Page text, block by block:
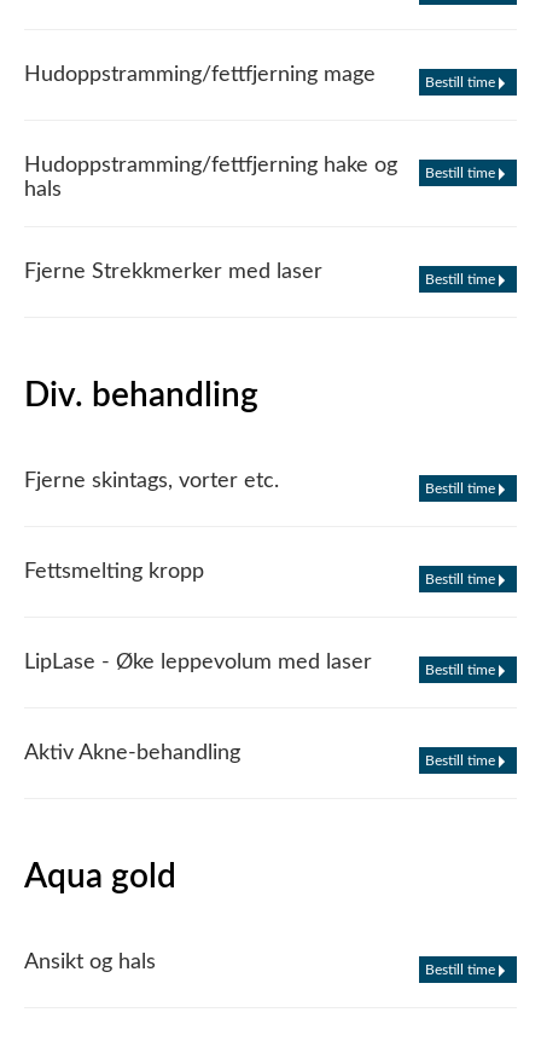
Hudoppstramming/fettfjerning mage Bestill time
Hudoppstramming/fettfjerning hake og
hals
Bestill time
Fjerne Strekkmerker med laser Bestill time
Div. behandling
Fjerne skintags, vorter etc. Bestill time
Fettsmelting kropp Bestill time
LipLase - Øke leppevolum med laser Bestill time
Aktiv Akne-behandling Bestill time
Aqua gold
Ansikt og hals Bestill time